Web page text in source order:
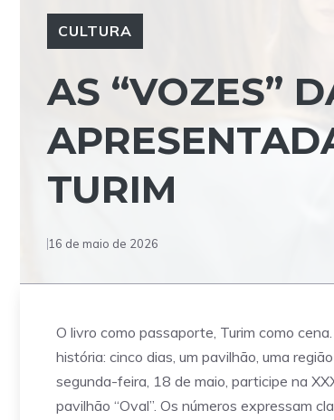
CULTURA
AS “VOZES”
TURIM
16 de maio de 2026
O livro como passaporte, Turim como
história: cinco dias, um pavilhão, uma
segunda-feira, 18 de maio, participe na
pavilhão “Oval”. Os números expressam